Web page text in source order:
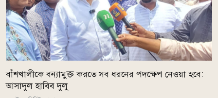
বাঁশখালীকে বন্যামুক্ত করতে সব ধরনের পদক্ষেপ নেওয়া হবে:
আসাদুল হাবিব দুলু